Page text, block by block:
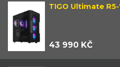
TIGO Ultimate
43 990 KČ